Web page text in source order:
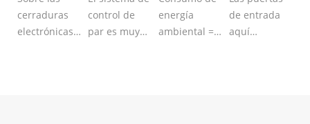
cerraduras
electrónicas
control de
par es muy
energía
ambiental =
de entrada
aquí